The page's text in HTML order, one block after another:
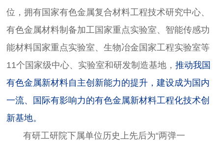
位，拥有国家有色金属复合材料工程技术研究中心、
有色金属材料制备加工国家重点实验室、智能传感功
能材料国家重点实验室、生物冶金国家工程实验室等
11个国家级中心、实验室和研发制造基地，推动我国
有色金属新材料自主创新能力的提升，建设成为国内
一流、国际有影响力的有色金属新材料工程化技术创
新基地。
有研工研院下属单位历史上先后为“两弹一